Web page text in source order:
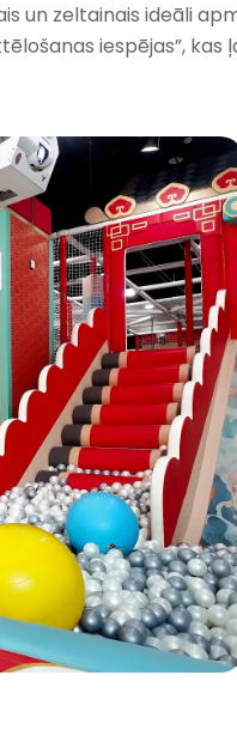
zeltainais ideāli
iespējas”,